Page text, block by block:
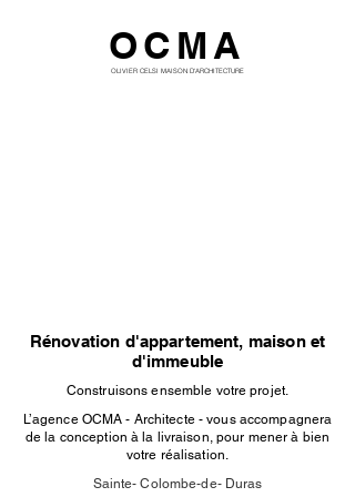
OCMA
OLIVIER CELSI MAISON D'ARCHITECTURE
Rénovation d'appartement, maison et
d'immeuble
Construisons ensemble votre projet.
L’agence OCMA - Architecte - vous accompagnera
de la conception à la livraison, pour mener à bien
votre réalisation.
Sainte- Colombe-de- Duras